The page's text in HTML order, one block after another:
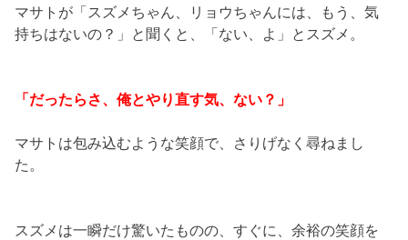
マサトが「スズメちゃん、リョウちゃんには、もう、気
持ちはないの？」と聞くと、「ない、よ」とスズメ。
「だったらさ、俺とやり直す気、ない？」
マサトは包み込むような笑顔で、さりげなく尋ねまし
た。
スズメは一瞬だけ驚いたものの、すぐに、余裕の笑顔を